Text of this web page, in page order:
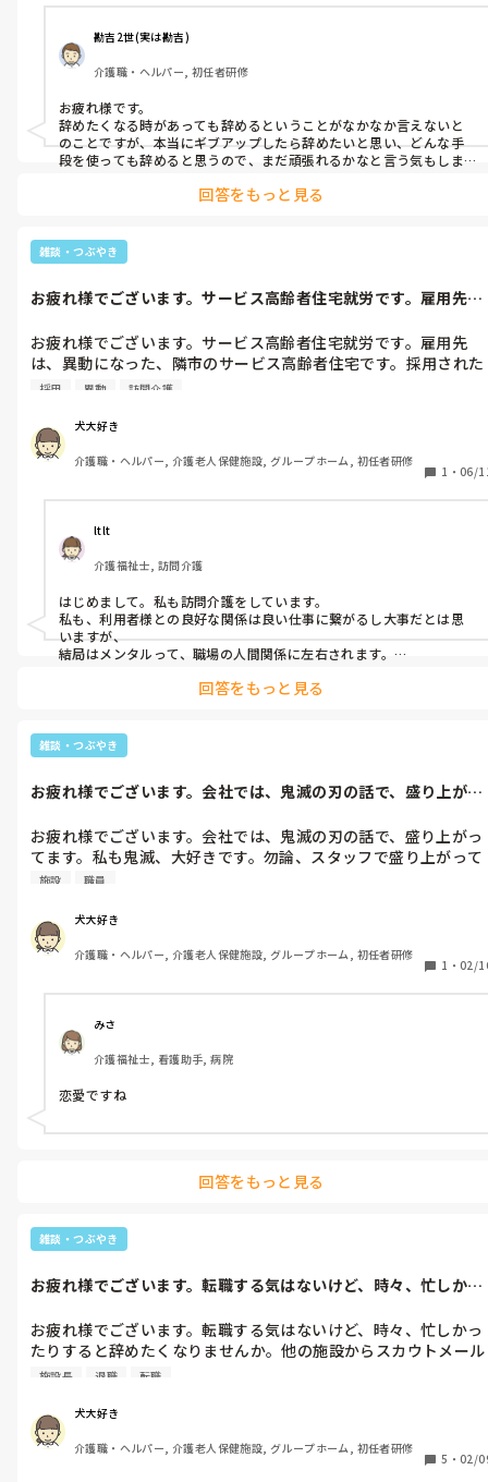
そういう事って、ないですか？
勘吉2世(実は勘吉)
介護職・ヘルパー, 初任者研修
お疲れ様です。
辞めたくなる時があっても辞めるということがなかなか言えないと
のことですが、本当にギブアップしたら辞めたいと思い、どんな手
段を使っても辞めると思うので、まだ頑張れるかなと言う気もしま
って辛い思いを経験した者から言わせていただくと、 完全にギブア
回答をもっと見る
雑談・つぶやき
お疲れ様でございます。サービス高齢者住宅就労です。雇用先
お疲れ様でございます。サービス高齢者住宅就労です。雇用先
は、異動になった、隣市のサービス高齢者住宅です。採用された
場所は、今ヘルプで訪問介護に入っています。採用された場所
2人で訪問介護に入っていますが、2人でも、回らない日もありま
す。ヘルプ先は、1人で回していて、楽です。
しかし、採用された場所は6ヶ月しかいませんでした。それも、
人間関係は最悪で、少しは変わったと言われたけど、自分では、
どこがと、思っています。なので、利用者の負担は、軽くても仕
事が楽でも、スタッフ人間関係に、精神的に疲れます。利用者に
は疲れないけど。
異動に、なった場所は、利用者に疲れるけど、スタッフ人間関係
には、疲れない。
トピー性皮膚炎があるので、再発は怖いし、メンタルも強くない
異動先では、鋼のように強いと言われてるけど。何しろ、自分が
採用 異動 訪問介護
犬大好き
介護職・ヘルパー, 介護老人保健施設, グループホーム, 初任者研修
1 ・ 06/
ltlt
介護福祉士, 訪問介護
はじめまして。私も訪問介護をしています。
私も、利用者様との良好な関係は良い仕事に繋がるし大事だとは思
いますが、
結局はメンタルって、職場の人間関係に左右されます。
が安定していないと続きません。 回答をもっと見る
雑談・つぶやき
お疲れ様でございます。会社では、鬼滅の刃の話で、盛り上がっ
お疲れ様でございます。会社では、鬼滅の刃の話で、盛り上がっ
てます。私も鬼滅、大好きです。勿論、スタッフで盛り上がって
ます。皆様の施設はどうですか？
施設 職員
犬大好き
介護職・ヘルパー, 介護老人保健施設, グループホーム, 初任者研修
1 ・ 02/
みさ
介護福祉士, 看護助手, 病院
恋愛ですね
回答をもっと見る
雑談・つぶやき
お疲れ様でございます。転職する気はないけど、時々、忙しかっ
お疲れ様でございます。転職する気はないけど、時々、忙しかっ
たりすると辞めたくなりませんか。他の施設からスカウトメール
とか来ると、頭をよぎりますけど、私が今の施設で就労してるの
勤専従もいるし、夜勤専従が辞めたら常勤が入らないといけない
のだが、私は異動組で、隣市から採用され今の施設に異動になり
ました。雇用形態は変わらず、異動しても夜勤不可契約継続雇用
施設長 退職 転職
犬大好き
介護職・ヘルパー, 介護老人保健施設, グループホーム, 初任者研修
5 ・ 02/